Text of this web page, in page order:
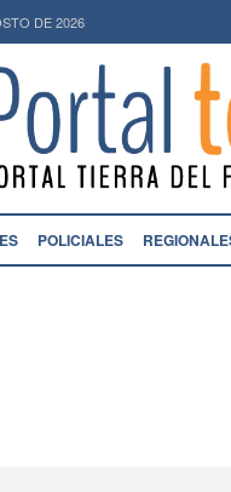
DE 2026
POLICIALES